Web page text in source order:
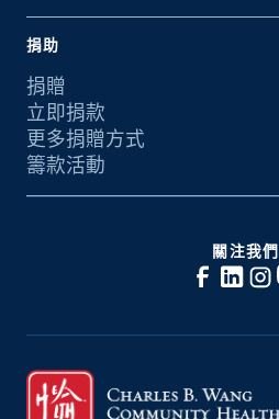
捐助
捐贈
立即捐款
更多捐贈方式
籌款活動
關注我們